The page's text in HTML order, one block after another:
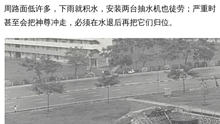
周路面低许多，下雨就积水，安装两台抽水机也徒劳；严重时
甚至会把神尊冲走，必须在水退后再把它们归位。